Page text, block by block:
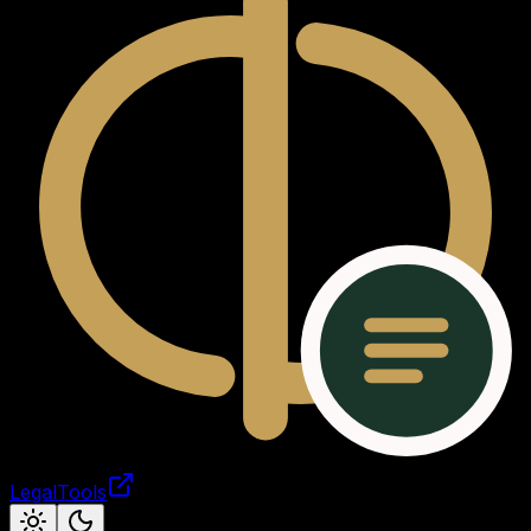
LegalTools